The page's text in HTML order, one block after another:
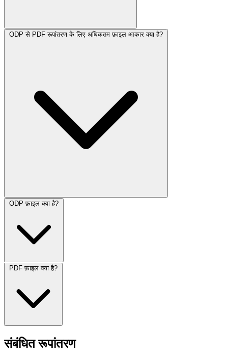
ODP से PDF रूपांतरण के लिए अधिकतम फ़ाइल आकार क्या है?
ODP फ़ाइल क्या है?
PDF फ़ाइल क्या है?
संबंधित रूपांतरण